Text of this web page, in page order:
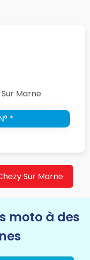
Marne
*
Sur Marne
moto à des